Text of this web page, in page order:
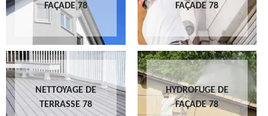
FAÇADE 78
FAÇADE 78
NETTOYAGE DE
TERRASSE 78
HYDROFUGE DE
FAÇADE 78